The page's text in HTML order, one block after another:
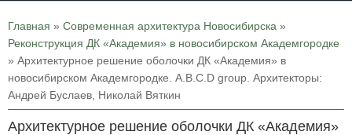
Вы здесь
Главная » Современная архитектура Новосибирска »
Реконструкция ДК «Академия» в новосибирском Академгородке
» Архитектурное решение оболочки ДК «Академия» в
новосибирском Академгородке. A.B.C.D group. Архитекторы:
Андрей Буслаев, Николай Вяткин
Архитектурное решение оболочки ДК «Академия»